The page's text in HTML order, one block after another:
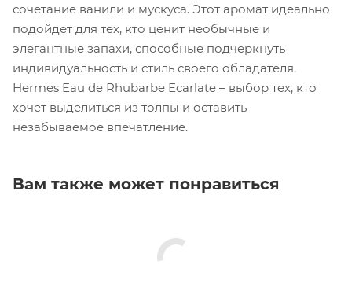
сочетание ванили и мускуса. Этот аромат идеально
подойдет для тех, кто ценит необычные и
элегантные запахи, способные подчеркнуть
индивидуальность и стиль своего обладателя.
Hermes Eau de Rhubarbe Ecarlate – выбор тех, кто
хочет выделиться из толпы и оставить
незабываемое впечатление.
Вам также может понравиться